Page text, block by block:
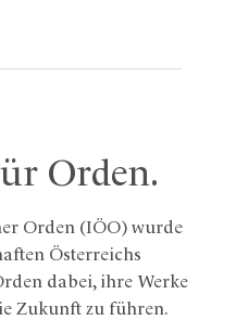
Orden.
Orden (IÖO) wurde
Österreichs
dabei, ihre Werke
Zukunft zu führen.